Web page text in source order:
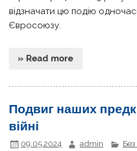
відзначати цю подію
Євросоюзу.
» Read more
Подвиг наших
війні
09.05.2024 admin Без